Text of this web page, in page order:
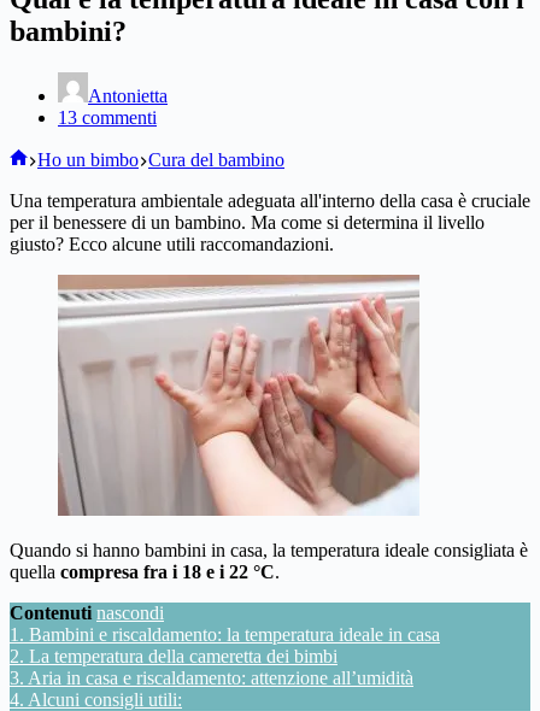
bambini?
Antonietta
13 commenti
Home
Ho un bimbo Cura del bambino
Una temperatura ambientale adeguata all'interno della casa è cruciale
per il benessere di un bambino. Ma come si determina il livello
giusto? Ecco alcune utili raccomandazioni.
Quando si hanno bambini in casa, la temperatura ideale consigliata è
quella compresa fra i 18 e i 22 °C.
Contenuti nascondi
1. Bambini e riscaldamento: la temperatura ideale in casa
2. La temperatura della cameretta dei bimbi
3. Aria in casa e riscaldamento: attenzione all’umidità
4. Alcuni consigli utili: